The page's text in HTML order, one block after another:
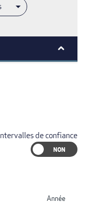
de confiance
Année